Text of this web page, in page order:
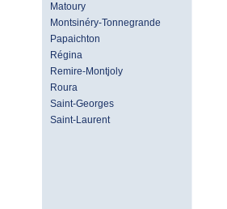
Matoury
Montsinéry-Tonnegrande
Papaichton
Régina
Remire-Montjoly
Roura
Saint-Georges
Saint-Laurent